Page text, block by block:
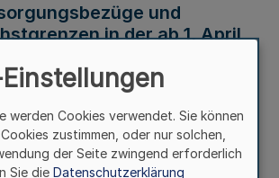
und
in der ab 1. April
werden Cookies verwendet. Sie können
zustimmen, oder nur solchen,
der Seite zwingend erforderlich
Sie die Datenschutzerklärung